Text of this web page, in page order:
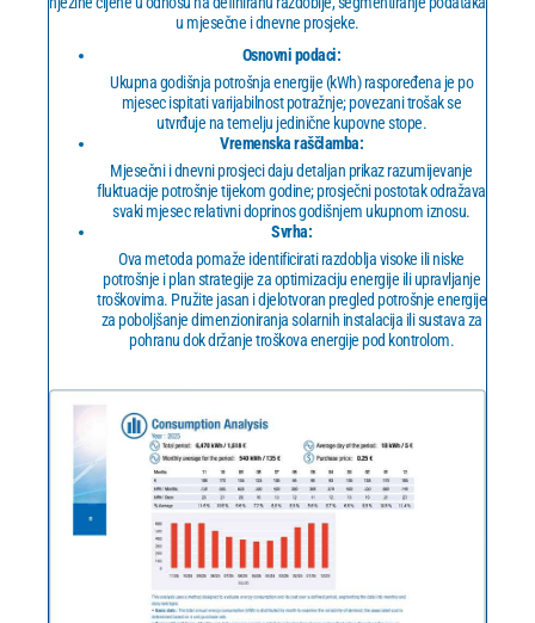
u mjesečne i dnevne prosjeke.
Osnovni podaci:
Ukupna godišnja potrošnja energije (kWh) raspoređena je po
mjesec ispitati varijabilnost potražnje; povezani trošak se
utvrđuje na temelju jedinične kupovne stope.
Vremenska raščlamba:
Mjesečni i dnevni prosjeci daju detaljan prikaz razumijevanje
fluktuacije potrošnje tijekom godine; prosječni postotak odražava
svaki mjesec relativni doprinos godišnjem ukupnom iznosu.
Svrha:
Ova metoda pomaže identificirati razdoblja visoke ili niske
potrošnje i plan strategije za optimizaciju energije ili upravljanje
troškovima. Pružite jasan i djelotvoran pregled potrošnje energije
za poboljšanje dimenzioniranja solarnih instalacija ili sustava za
pohranu dok držanje troškova energije pod kontrolom.